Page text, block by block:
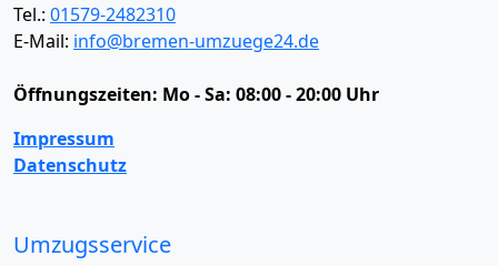
Tel.: 01579-2482310
E-Mail: info@bremen-umzuege24.de
Öffnungszeiten: Mo - Sa: 08:00 - 20:00 Uhr
Impressum
Datenschutz
Umzugsservice